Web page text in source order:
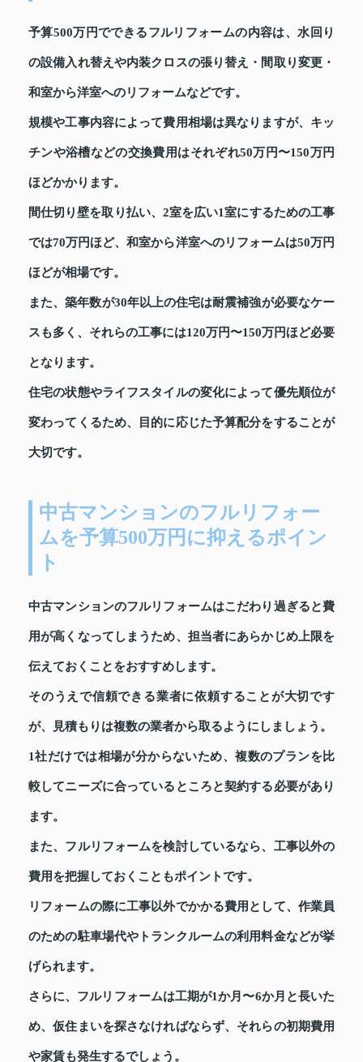
予算500万円でできるフルリフォームの内容は、水回り
の設備入れ替えや内装クロスの張り替え・間取り変更・
和室から洋室へのリフォームなどです。
規模や工事内容によって費用相場は異なりますが、キッ
チンや浴槽などの交換費用はそれぞれ50万円〜150万円
ほどかかります。
間仕切り壁を取り払い、2室を広い1室にするための工事
では70万円ほど、和室から洋室へのリフォームは50万円
ほどが相場です。
また、築年数が30年以上の住宅は耐震補強が必要なケー
スも多く、それらの工事には120万円〜150万円ほど必要
となります。
住宅の状態やライフスタイルの変化によって優先順位が
変わってくるため、目的に応じた予算配分をすることが
大切です。
中古マンションのフルリフォー
ムを予算500万円に抑えるポイン
ト
中古マンションのフルリフォームはこだわり過ぎると費
用が高くなってしまうため、担当者にあらかじめ上限を
伝えておくことをおすすめします。
そのうえで信頼できる業者に依頼することが大切です
が、見積もりは複数の業者から取るようにしましょう。
1社だけでは相場が分からないため、複数のプランを比
較してニーズに合っているところと契約する必要があり
ます。
また、フルリフォームを検討しているなら、工事以外の
費用を把握しておくこともポイントです。
リフォームの際に工事以外でかかる費用として、作業員
のための駐車場代やトランクルームの利用料金などが挙
げられます。
さらに、フルリフォームは工期が1か月〜6か月と長いた
め、仮住まいを探さなければならず、それらの初期費用
や家賃も発生するでしょう。